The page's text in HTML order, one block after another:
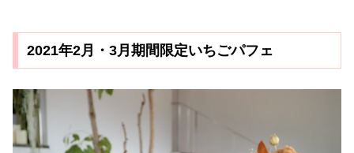
2021年2月・3月期間限定いちごパフェ